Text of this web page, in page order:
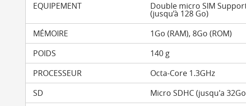
EQUIPEMENT
Double micro SIM
(jusqu’à 128 Go)
MÉMOIRE
1Go (RAM), 8Go (ROM)
POIDS
140 g
PROCESSEUR
Octa-Core 1.3GHz
SD
Micro SDHC (jusqu'a